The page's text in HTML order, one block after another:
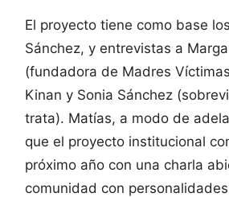
El proyecto tiene como base
Sánchez, y entrevistas a
(fundadora de Madres
Kinan y Sonia Sánchez
trata). Matías, a modo de
que el proyecto institucional
próximo año con una charla
comunidad con